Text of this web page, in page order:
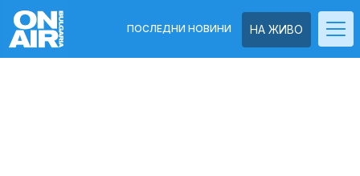
НА ЖИВО
ПОСЛЕДНИ НОВИНИ